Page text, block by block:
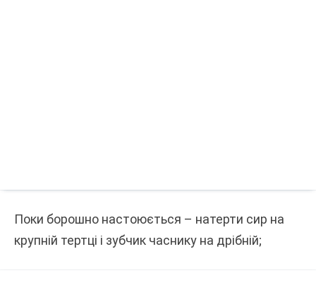
Поки борошно настоюється – натерти сир на
крупній тертці і зубчик часнику на дрібній;